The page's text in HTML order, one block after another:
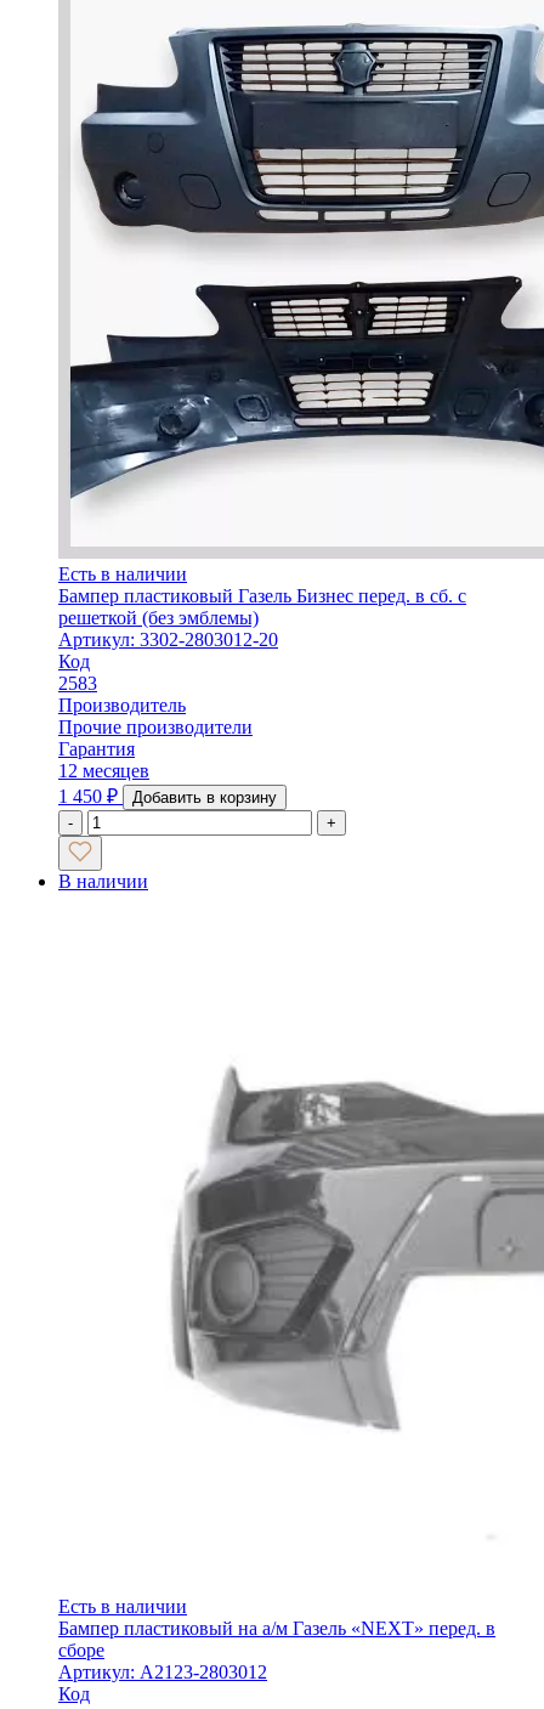
Есть в наличии
Бампер пластиковый Газель Бизнес перед. в сб. с
решеткой (без эмблемы)
Артикул: 3302-2803012-20
Код
2583
Производитель
Прочие производители
Гарантия
12 месяцев
1 450 ₽
Добавить в корзину
-
+
В наличии
Есть в наличии
Бампер пластиковый на а/м Газель «NEXT» перед. в
сборе
Артикул: А2123-2803012
Код